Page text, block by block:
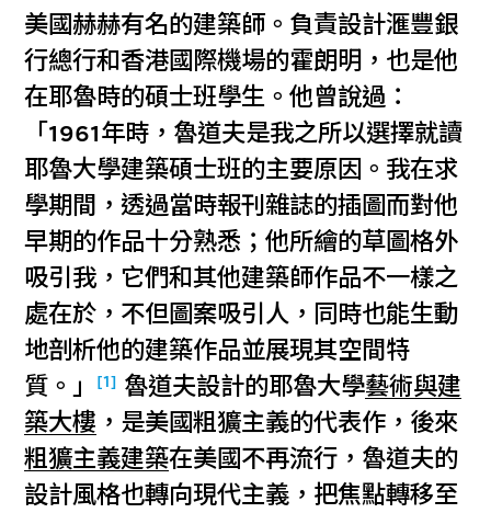
美國赫赫有名的建築師。負責設計滙豐銀
行總行和香港國際機場的霍朗明，也是他
在耶魯時的碩士班學生。他曾說過：
「1961年時，魯道夫是我之所以選擇就讀
耶魯大學建築碩士班的主要原因。我在求
學期間，透過當時報刊雜誌的插圖而對他
早期的作品十分熟悉；他所繪的草圖格外
吸引我，它們和其他建築師作品不一樣之
處在於，不但圖案吸引人，同時也能生動
地剖析他的建築作品並展現其空間特
質。」
[1] 魯道夫設計的耶魯大學藝術與建
築大樓 ，是美國粗獷主義的代表作，後來
粗獷主義建築在美國不再流行，魯道夫的
設計風格也轉向現代主義，把焦點轉移至